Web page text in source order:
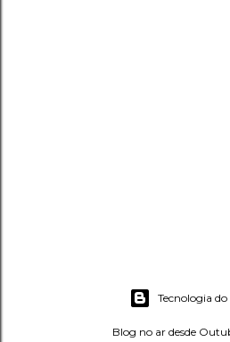
Tecnologia
Blog no ar desde